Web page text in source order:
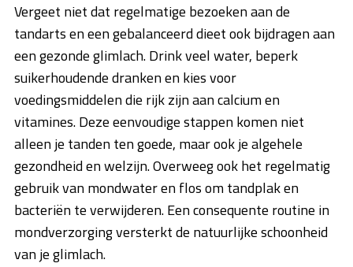
Vergeet niet dat regelmatige bezoeken aan de
tandarts en een gebalanceerd dieet ook bijdragen aan
een gezonde glimlach. Drink veel water, beperk
suikerhoudende dranken en kies voor
voedingsmiddelen die rijk zijn aan calcium en
vitamines. Deze eenvoudige stappen komen niet
alleen je tanden ten goede, maar ook je algehele
gezondheid en welzijn. Overweeg ook het regelmatig
gebruik van mondwater en flos om tandplak en
bacteriën te verwijderen. Een consequente routine in
mondverzorging versterkt de natuurlijke schoonheid
van je glimlach.